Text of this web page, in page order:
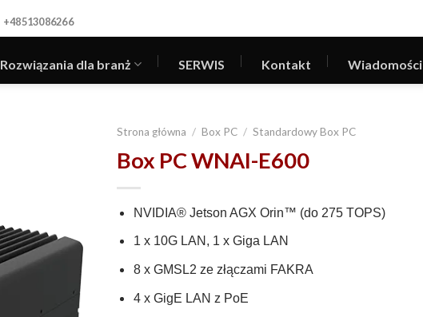
+48513086266
Rozwiązania dla branż SERWIS Kontakt Wiadomości
Strona główna / Box PC / Standardowy Box PC
Box PC WNAI-E600
NVIDIA® Jetson AGX Orin™ (do 275 TOPS)
1 x 10G LAN, 1 x Giga LAN
8 x GMSL2 ze złączami FAKRA
4 x GigE LAN z PoE